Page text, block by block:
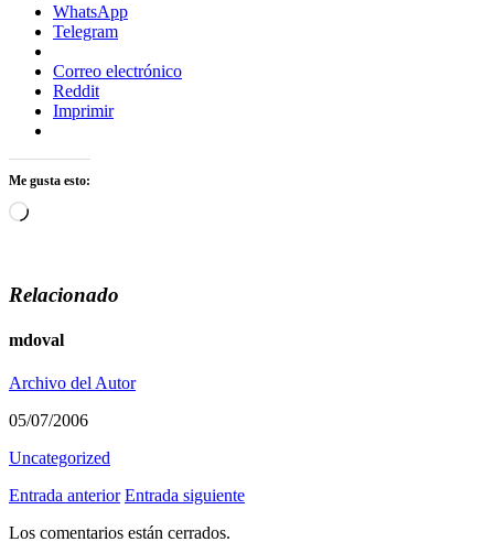
WhatsApp
Telegram
Correo electrónico
Reddit
Imprimir
Me gusta esto:
Cargando...
Relacionado
mdoval
Archivo del Autor
05/07/2006
Uncategorized
Entrada anterior Entrada siguiente
Los comentarios están cerrados.